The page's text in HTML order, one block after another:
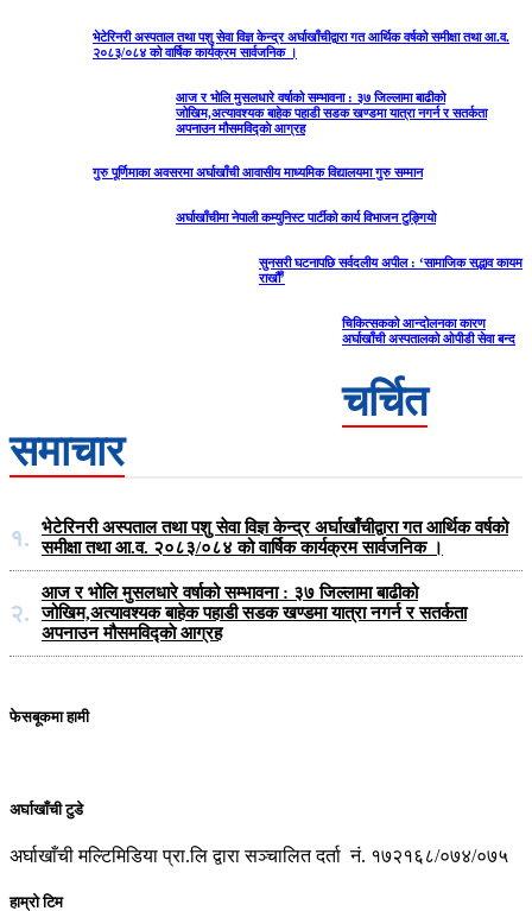
भेटेरिनरी अस्पताल तथा पशु सेवा विज्ञ केन्द्र अर्घाखाँचीद्वारा गत आर्थिक वर्षको समीक्षा तथा आ.व.
२०८३/०८४ को वार्षिक कार्यक्रम सार्वजनिक ।
आज र भोलि मुसलधारे वर्षाको सम्भावना : ३७ जिल्लामा बाढीको
जोखिम,अत्यावश्यक बाहेक पहाडी सडक खण्डमा यात्रा नगर्न र सतर्कता
अपनाउन मौसमविद्काे आग्रह
गुरु पूर्णिमाका अवसरमा अर्घाखाँची आवासीय माध्यमिक विद्यालयमा गुरु सम्मान
अर्घाखाँचीमा नेपाली कम्युनिस्ट पार्टीको कार्य विभाजन टुङ्गियो
सुनसरी घटनापछि सर्वदलीय अपील : ‘सामाजिक सद्भाव कायम
राखौँ’
चिकित्सकको आन्दोलनका कारण
अर्घाखाँची अस्पतालको ओपीडी सेवा बन्द
चर्चित
समाचार
१.
भेटेरिनरी अस्पताल तथा पशु सेवा विज्ञ केन्द्र अर्घाखाँचीद्वारा गत आर्थिक वर्षको
समीक्षा तथा आ.व. २०८३/०८४ को वार्षिक कार्यक्रम सार्वजनिक ।
२.
आज र भोलि मुसलधारे वर्षाको सम्भावना : ३७ जिल्लामा बाढीको
जोखिम,अत्यावश्यक बाहेक पहाडी सडक खण्डमा यात्रा नगर्न र सतर्कता
अपनाउन मौसमविद्काे आग्रह
फेसबूकमा हामी
अर्घाखाँची टुडे
अर्घाखाँची मल्टिमिडिया प्रा.लि द्वारा सञ्चालित दर्ता नं. १७२१६८/०७४/०७५
हाम्रो टिम